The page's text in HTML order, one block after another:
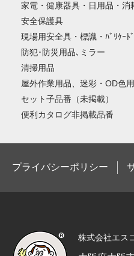
家電・健康器具・日用品・消
安全保護具
現場用安全具・標識・ﾊﾞﾘｹｰﾄﾞ
防犯･防災用品､ミラー
清掃用品
屋外作業用品、迷彩・OD色
セット子品番（未掲載）
便利カタログ非掲載品番
プライバシーポリシー
株式会社エス